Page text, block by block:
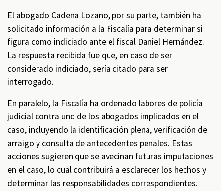
El abogado Cadena Lozano, por su parte, también ha
solicitado información a la Fiscalía para determinar si
figura como indiciado ante el fiscal Daniel Hernández.
La respuesta recibida fue que, en caso de ser
considerado indiciado, sería citado para ser
interrogado.
En paralelo, la Fiscalía ha ordenado labores de policía
judicial contra uno de los abogados implicados en el
caso, incluyendo la identificación plena, verificación de
arraigo y consulta de antecedentes penales. Estas
acciones sugieren que se avecinan futuras imputaciones
en el caso, lo cual contribuirá a esclarecer los hechos y
determinar las responsabilidades correspondientes.